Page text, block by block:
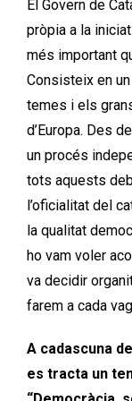
El Govern de
pròpia a la
més important
Consisteix en
temes i els
d’Europa. Des
un procés
tots aquests
l’oficialitat del
la qualitat
ho vam voler
va decidir
farem a cada
A cadascuna
es tracta un